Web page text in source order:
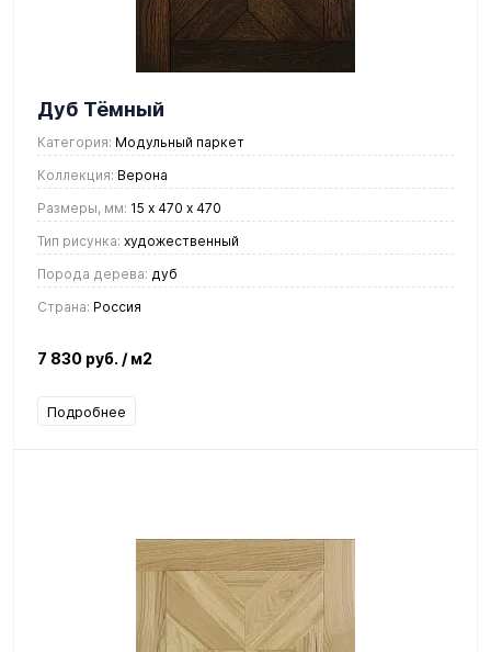
Дуб Тёмный
Категория: Модульный паркет
Коллекция: Верона
Размеры, мм: 15 х 470 х 470
Тип рисунка: художественный
Порода дерева: дуб
Страна: Россия
7 830 руб. / м2
Подробнее